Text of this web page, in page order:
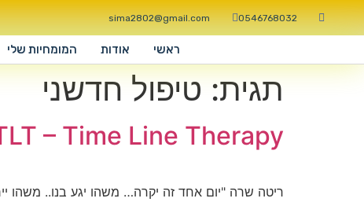
0546768032
sima2802@gmail.com
ראשי אודות המומחיות שלי
תגית:טיפול חדשני
– Time Line Therapy
ריטה שרה "יום אחד זה יקרה… משהו יגע בנו.. משהו